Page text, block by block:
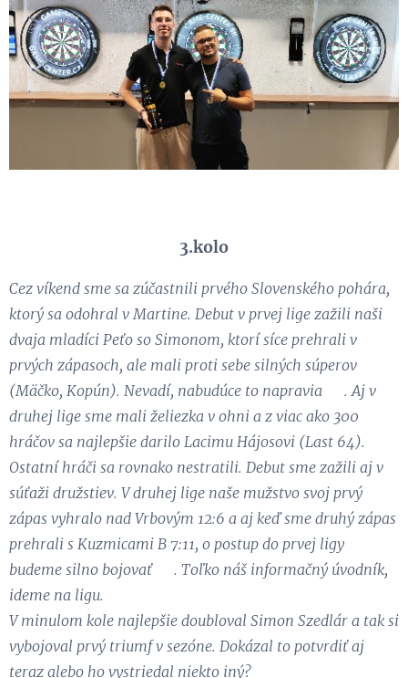
3.kolo
Cez víkend sme sa zúčastnili prvého Slovenského pohára,
ktorý sa odohral v Martine. Debut v prvej lige zažili naši
dvaja mladíci Peťo so Simonom, ktorí síce prehrali v
prvých zápasoch, ale mali proti sebe silných súperov
(Mäčko, Kopún). Nevadí, nabudúce to napravia 😉. Aj v
druhej lige sme mali želiezka v ohni a z viac ako 300
hráčov sa najlepšie darilo Lacimu Hájosovi (Last 64).
Ostatní hráči sa rovnako nestratili. Debut sme zažili aj v
súťaži družstiev. V druhej lige naše mužstvo svoj prvý
zápas vyhralo nad Vrbovým 12:6 a aj keď sme druhý zápas
prehrali s Kuzmicami B 7:11, o postup do prvej ligy
budeme silno bojovať 💪. Toľko náš informačný úvodník,
ideme na ligu.
V minulom kole najlepšie doubloval Simon Szedlár a tak si
vybojoval prvý triumf v sezóne. Dokázal to potvrdiť aj
teraz alebo ho vystriedal niekto iný?